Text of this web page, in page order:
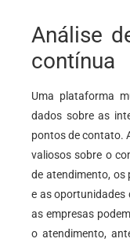
Análise
contínua
Uma plataforma
dados sobre as
pontos de contato.
valiosos sobre o
de atendimento, os
e as oportunidades
as empresas
o atendimento,